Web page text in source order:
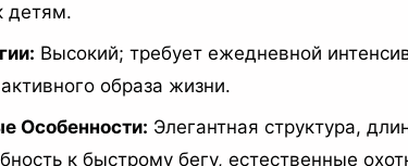
детям.
Высокий; требует ежедневной
образа жизни.
Особенности: Элегантная структура,
к быстрому бегу, естественные